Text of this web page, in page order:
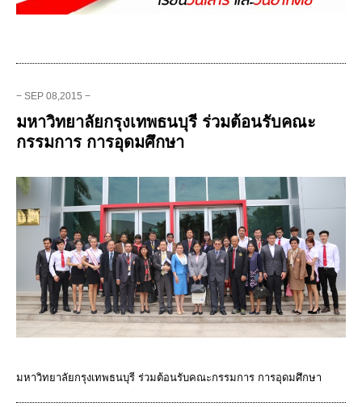
− SEP 08,2015 −
มหาวิทยาลัยกรุงเทพธนบุรี ร่วมต้อนรับคณะ
กรรมการ การอุดมศึกษา
มหาวิทยาลัยกรุงเทพธนบุรี ร่วมต้อนรับคณะกรรมการ การอุดมศึกษา